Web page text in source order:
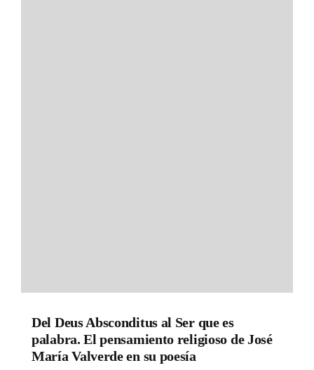
Del Deus Absconditus al Ser que es
palabra. El pensamiento religioso de José
María Valverde en su poesía